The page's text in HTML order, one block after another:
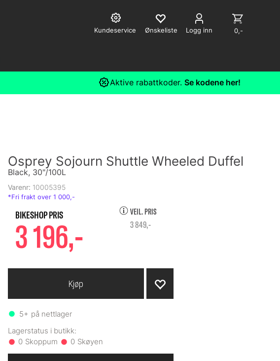
Logg inn
Kundeservice 0,-
Aktive rabattkoder. Se kodene her!
Osprey Sojourn Shuttle Wheeled Duffel
Black, 30"/100L
Varenr: 10005395
3 196,-
VEIL. PRIS
3 849,-
5+ på nettlager
0 0
Kjøp